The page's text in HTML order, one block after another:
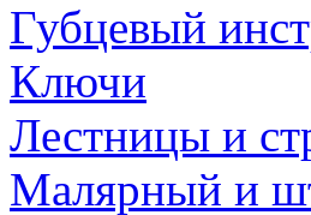
Губцевый
Ключи
Лестницы и
Малярный и